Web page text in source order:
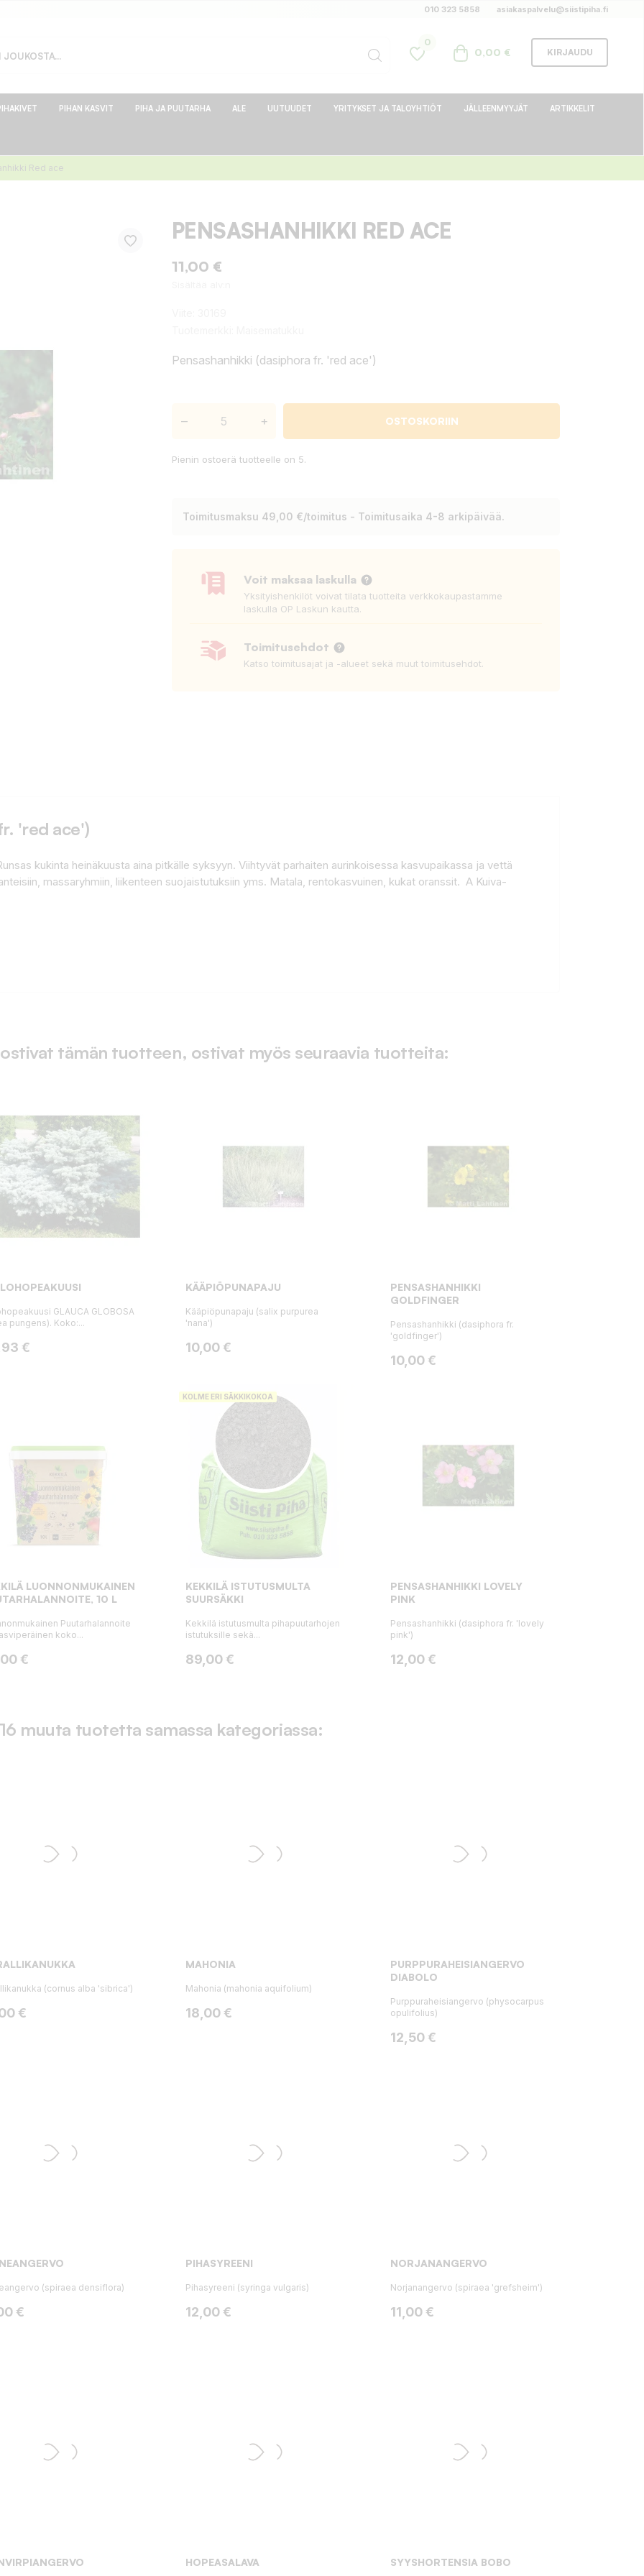
010 323 5858 asiakaspalvelu@siistipiha.fi
0
0,00 € KIRJAUDU
PIHAN KASVIT PIHA JA PUUTARHA ALE UUTUUDET YRITYKSET JA TALOYHTIÖT JÄLLEENMYYJÄT ARTIKKELIT
Red ace
PENSASHANHIKKI RED ACE
11,00 €
Pensashanhikki (dasiphora fr. 'red ace')
– + OSTOSKORIIN
Pienin ostoerä tuotteelle on 5.
Toimitusmaksu 49,00 €/toimitus - Toimitusaika 4-8 arkipäivää.
Voit maksaa laskulla
Yksityishenkilöt voivat tilata tuotteita verkkokaupastamme
laskulla OP Laskun kautta.
Toimitusehdot
Katso toimitusajat ja -alueet sekä muut toimitusehdot.
'red ace')
kukinta heinäkuusta aina pitkälle syksyyn. Viihtyvät parhaiten aurinkoisessa kasvupaikassa ja vettä
massaryhmiin, liikenteen suojaistutuksiin yms. Matala, rentokasvuinen, kukat oranssit. A Kuiva-
tämän tuotteen, ostivat myös seuraavia tuotteita:
GLAUCA GLOBOSA
pungens). Koko:...
€
KÄÄPIÖPUNAPAJU
Kääpiöpunapaju (salix purpurea
'nana')
Hinta
10,00 €
PENSASHANHIKKI
GOLDFINGER
Pensashanhikki (dasiphora fr.
'goldfinger')
Hinta
10,00 €
LUONNONMUKAINEN
10 L
Puutarhalannoite
koko...
€
KOLME ERI SÄKKIKOKOA
KEKKILÄ ISTUTUSMULTA
SUURSÄKKI
Kekkilä istutusmulta pihapuutarhojen
istutuksille sekä...
Hinta
89,00 €
PENSASHANHIKKI LOVELY
PINK
Pensashanhikki (dasiphora fr. 'lovely
pink')
Hinta
12,00 €
16 muuta tuotetta samassa kategoriassa:
(cornus alba 'sibrica')
€
MAHONIA
Mahonia (mahonia aquifolium)
Hinta
18,00 €
PURPPURAHEISIANGERVO
DIABOLO
Purppuraheisiangervo (physocarpus
opulifolius)
Hinta
12,50 €
(spiraea densiflora)
€
PIHASYREENI
Pihasyreeni (syringa vulgaris)
Hinta
12,00 €
NORJANANGERVO
Norjanangervo (spiraea 'grefsheim')
Hinta
11,00 €
HOPEASALAVA SYYSHORTENSIA BOBO